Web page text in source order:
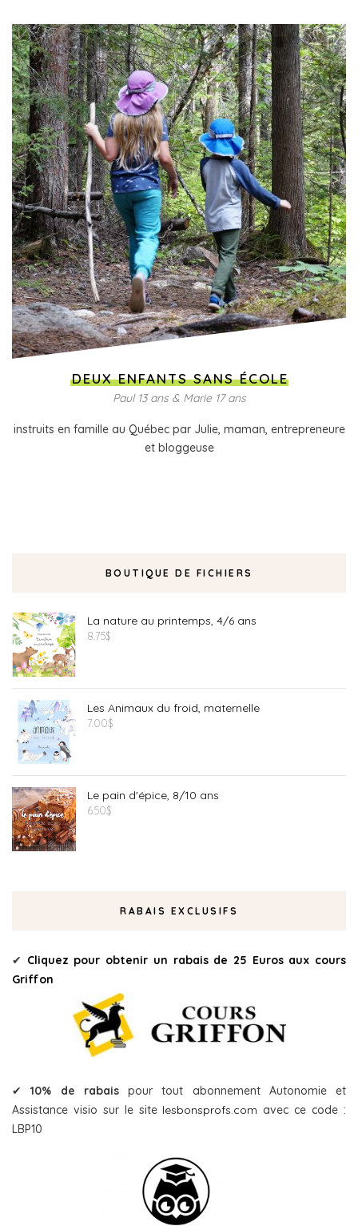
DEUX ENFANTS SANS ÉCOLE
Paul 13 ans & Marie 17 ans
instruits en famille au Québec par Julie, maman, entrepreneure
et bloggeuse
BOUTIQUE DE FICHIERS
La nature au printemps, 4/6 ans
8.75$
Les Animaux du froid, maternelle
7.00$
Le pain d'épice, 8/10 ans
6.50$
RABAIS EXCLUSIFS
✔ Cliquez pour obtenir un rabais de 25 Euros aux cours
Griffon
✔10% de rabaispour tout abonnement Autonomie et
Assistance visio sur le site lesbonsprofs.com avec ce code :
LBP10